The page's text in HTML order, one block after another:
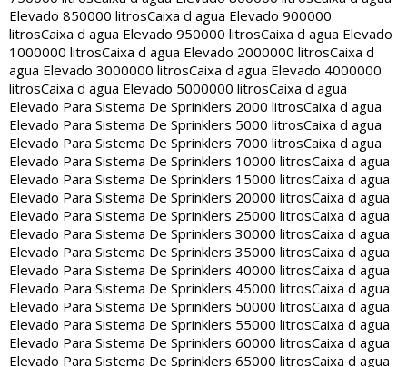
Elevado 850000 litrosCaixa d agua Elevado 900000
litrosCaixa d agua Elevado 950000 litrosCaixa d agua Elevado
1000000 litrosCaixa d agua Elevado 2000000 litrosCaixa d
agua Elevado 3000000 litrosCaixa d agua Elevado 4000000
litrosCaixa d agua Elevado 5000000 litrosCaixa d agua
Elevado Para Sistema De Sprinklers 2000 litrosCaixa d agua
Elevado Para Sistema De Sprinklers 5000 litrosCaixa d agua
Elevado Para Sistema De Sprinklers 7000 litrosCaixa d agua
Elevado Para Sistema De Sprinklers 10000 litrosCaixa d agua
Elevado Para Sistema De Sprinklers 15000 litrosCaixa d agua
Elevado Para Sistema De Sprinklers 20000 litrosCaixa d agua
Elevado Para Sistema De Sprinklers 25000 litrosCaixa d agua
Elevado Para Sistema De Sprinklers 30000 litrosCaixa d agua
Elevado Para Sistema De Sprinklers 35000 litrosCaixa d agua
Elevado Para Sistema De Sprinklers 40000 litrosCaixa d agua
Elevado Para Sistema De Sprinklers 45000 litrosCaixa d agua
Elevado Para Sistema De Sprinklers 50000 litrosCaixa d agua
Elevado Para Sistema De Sprinklers 55000 litrosCaixa d agua
Elevado Para Sistema De Sprinklers 60000 litrosCaixa d agua
Elevado Para Sistema De Sprinklers 65000 litrosCaixa d agua